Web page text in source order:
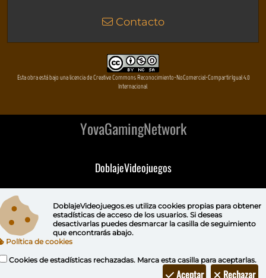
Contacto
Esta obra está bajo una licencia de Creative Commons Reconocimiento-NoComercial-CompartirIgual 4.0
Internacional
YovaGamingNetwork
DoblajeVideojuegos
DeVuego
DeVuego GAL
DeVuego Portugal
DoblajeVideojuegos.es utiliza cookies propiaspara obtener
estadísticas de acceso de los usuarios. Si deseas
desactivarlas puedes desmarcar la casilla de seguimiento
que encontrarás abajo.
Política de cookies
Cookies de estadísticas rechazadas. Marca esta casilla para aceptarlas.
Rechazar
Aceptar